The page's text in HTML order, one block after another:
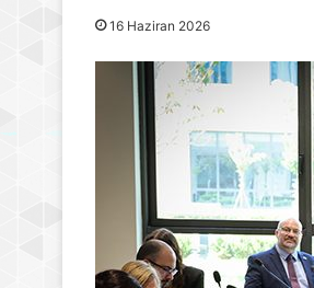
16 Haziran 2026